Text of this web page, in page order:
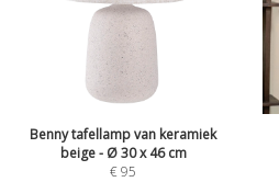
Benny tafellamp van keramiek
beige - Ø 30 x 46 cm
€95